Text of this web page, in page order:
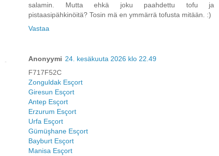
salamin. Mutta ehkä joku paahdettu tofu ja
pistaasipähkinöitä? Tosin mä en ymmärrä tofusta mitään. :)
Vastaa
Anonyymi 24. kesäkuuta 2026 klo 22.49
F717F52C
Zonguldak Esçort
Giresun Esçort
Antep Esçort
Erzurum Esçort
Urfa Esçort
Gümüşhane Esçort
Bayburt Esçort
Manisa Esçort